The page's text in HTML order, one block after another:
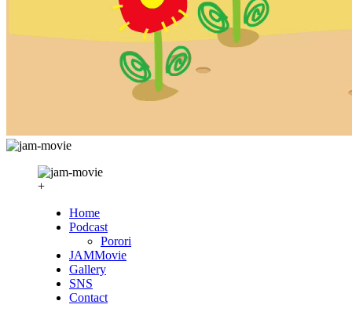
+
Home
Podcast
Porori
JAMMovie
Gallery
SNS
Contact